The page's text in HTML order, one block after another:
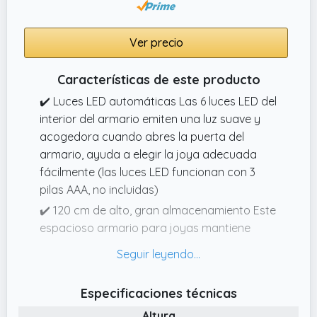
Ver precio
Características de este producto
✔️ Luces LED automáticas Las 6 luces LED del
interior del armario emiten una luz suave y
acogedora cuando abres la puerta del
armario, ayuda a elegir la joya adecuada
fácilmente (las luces LED funcionan con 3
pilas AAA, no incluidas)
✔️ 120 cm de alto, gran almacenamiento Este
espacioso armario para joyas mantiene
con 1 cojín grande para anillos, 1 barra para
para collares, 48 agujeros de stud y 90
Especificaciones técnicas